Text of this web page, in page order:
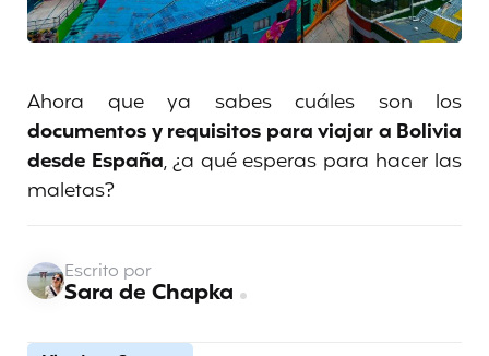
Ahora que ya sabes cuáles son los
documentos y requisitos para viajar a Bolivia
desde España, ¿a qué esperas para hacer las
maletas?
Escrito por
Sara de Chapka